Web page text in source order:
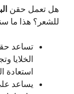
هل تعمل حقن
للشعر؟ هذا ما
تساعد
الخلايا
استعادة
يساعد